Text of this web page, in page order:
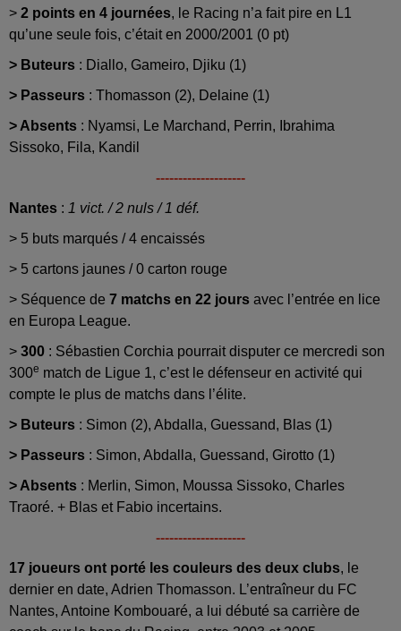
> 2 points en 4 journées, le Racing n’a fait pire en L1
qu’une seule fois, c’était en 2000/2001 (0 pt)
> Buteurs : Diallo, Gameiro, Djiku (1)
> Passeurs : Thomasson (2), Delaine (1)
> Absents : Nyamsi, Le Marchand, Perrin, Ibrahima
Sissoko, Fila, Kandil
--------------------
Nantes : 1 vict. / 2 nuls / 1 déf.
> 5 buts marqués / 4 encaissés
> 5 cartons jaunes / 0 carton rouge
> Séquence de 7 matchs en 22 jours avec l’entrée en lice
en Europa League.
> 300 : Sébastien Corchia pourrait disputer ce mercredi son
300e match de Ligue 1, c’est le défenseur en activité qui
compte le plus de matchs dans l’élite.
> Buteurs : Simon (2), Abdalla, Guessand, Blas (1)
> Passeurs : Simon, Abdalla, Guessand, Girotto (1)
> Absents : Merlin, Simon, Moussa Sissoko, Charles
Traoré. + Blas et Fabio incertains.
--------------------
17 joueurs ont porté les couleurs des deux clubs, le
dernier en date, Adrien Thomasson. L’entraîneur du FC
Nantes, Antoine Kombouaré, a lui débuté sa carrière de